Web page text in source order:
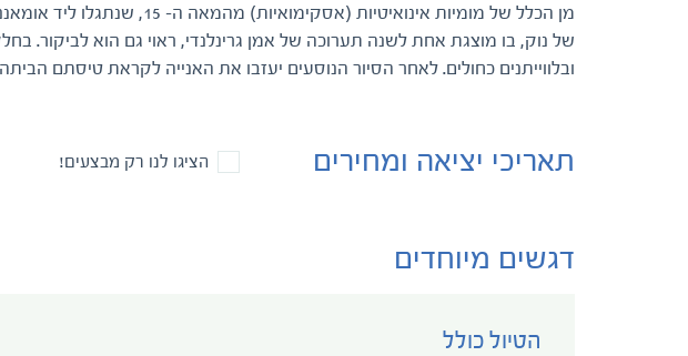
של נוק, בו מוצגת אחת לשנה תערוכה של אמן גרינלנדי, ראוי גם הוא לביקור.
ובלווייתנים כחולים. לאחר הסיור הנוסעים יעזבו את האנייה לקראת טיסתם הביתה
תאריכי יציאה ומחירים הציגו לנו רק מבצעים!
דגשים מיוחדים
הטיול כולל